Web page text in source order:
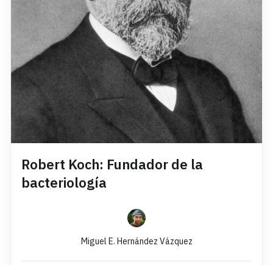
Robert Koch: Fundador de la
bacteriología
Miguel E. Hernández Vázquez